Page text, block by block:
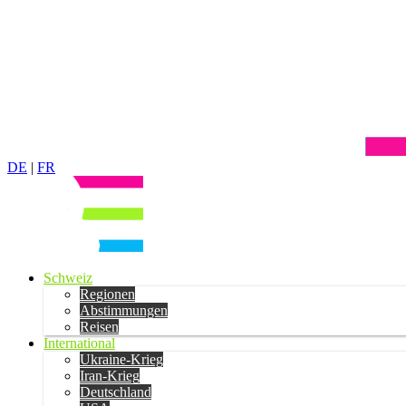
DE | FR
Schweiz
Regionen
Abstimmungen
Reisen
International
Ukraine-Krieg
Iran-Krieg
Deutschland